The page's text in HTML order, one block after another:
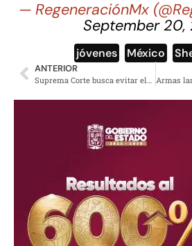
— RegeneraciónMx
September 20,
jóvenes México
ANTERIOR